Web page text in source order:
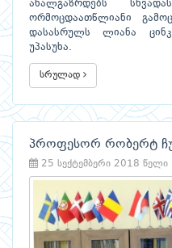
ახალგაზრდებს
ორმოცდაათწლიანი
დასასრულს ლიანა
უპასუხა.
სრულად
პროფესორ რობერტ
25 სექტემბერი 2018 წელი